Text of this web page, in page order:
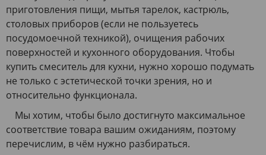
приготовления пищи, мытья тарелок, кастрюль,
столовых приборов (если не пользуетесь
посудомоечной техникой), очищения рабочих
поверхностей и кухонного оборудования. Чтобы
купить смеситель для кухни, нужно хорошо подумать
не только с эстетической точки зрения, но и
относительно функционала.
Мы хотим, чтобы было достигнуто максимальное
соответствие товара вашим ожиданиям, поэтому
перечислим, в чём нужно разбираться.